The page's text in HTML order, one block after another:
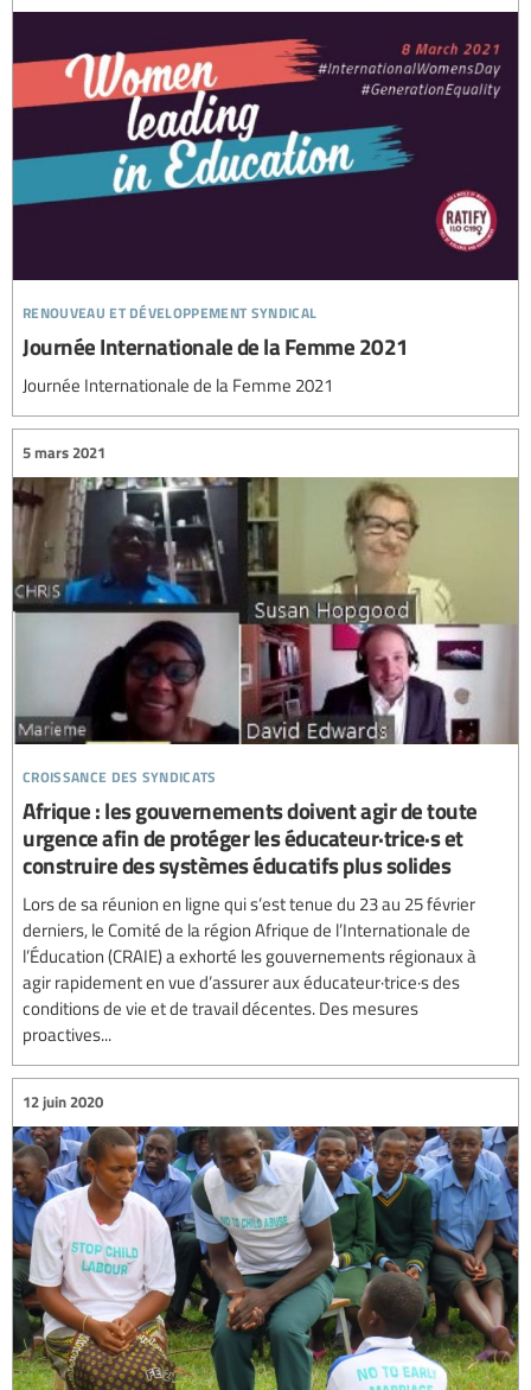
renouveau et développement syndical
Journée Internationale de la Femme 2021
Journée Internationale de la Femme 2021
croissance des syndicats
5 mars 2021
Afrique : les gouvernements doivent agir de toute
urgence afin de protéger les éducateur·trice·s et
construire des systèmes éducatifs plus solides
Lors de sa réunion en ligne qui s’est tenue du 23 au 25 février
derniers, le Comité de la région Afrique de l’Internationale de
l’Éducation (CRAIE) a exhorté les gouvernements régionaux à
agir rapidement en vue d’assurer aux éducateur·trice·s des
conditions de vie et de travail décentes. Des mesures
proactives...
12 juin 2020